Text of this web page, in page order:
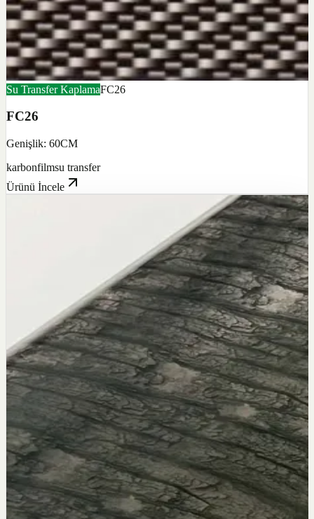
Su Transfer KaplamaFC26
FC26
Genişlik: 60CM
karbonfilmsu transfer
Ürünü İncele